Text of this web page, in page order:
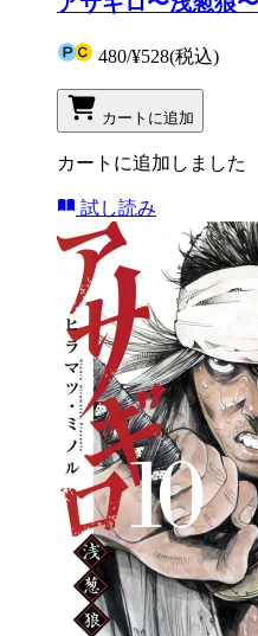
480/¥528(税込)
カートに追加
カートに追加しました
試し読み